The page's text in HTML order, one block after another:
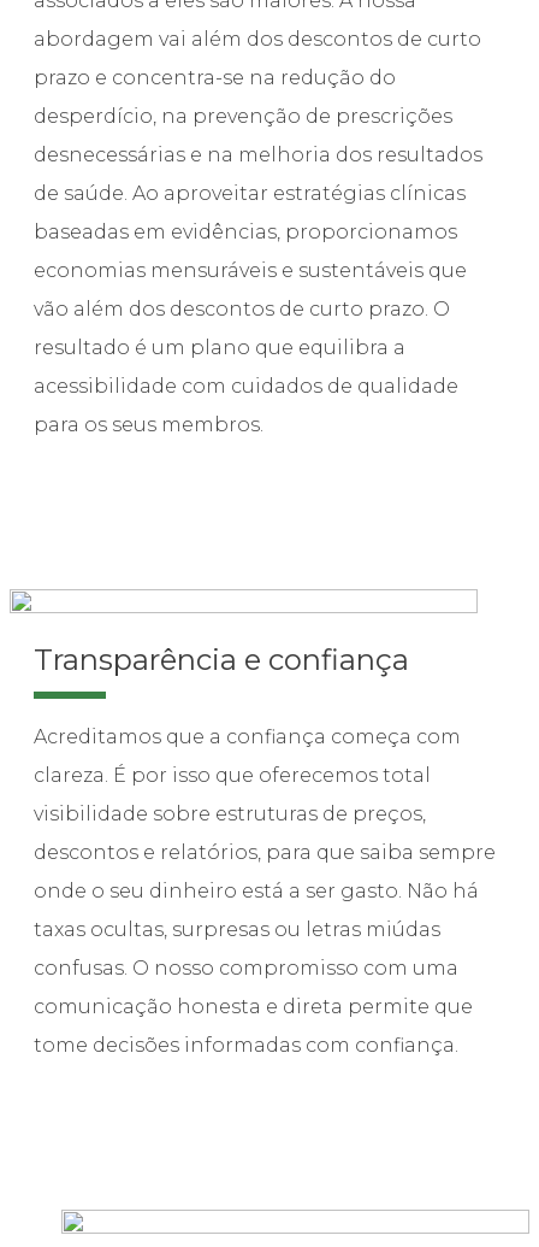
abordagem vai além dos descontos de curto
prazo e concentra-se na redução do
desperdício, na prevenção de prescrições
desnecessárias e na melhoria dos resultados
de saúde. Ao aproveitar estratégias clínicas
baseadas em evidências, proporcionamos
economias mensuráveis e sustentáveis que
vão além dos descontos de curto prazo. O
resultado é um plano que equilibra a
acessibilidade com cuidados de qualidade
para os seus membros.
Transparência e confiança
Acreditamos que a confiança começa com
clareza. É por isso que oferecemos total
visibilidade sobre estruturas de preços,
descontos e relatórios, para que saiba sempre
onde o seu dinheiro está a ser gasto. Não há
taxas ocultas, surpresas ou letras miúdas
confusas. O nosso compromisso com uma
comunicação honesta e direta permite que
tome decisões informadas com confiança.